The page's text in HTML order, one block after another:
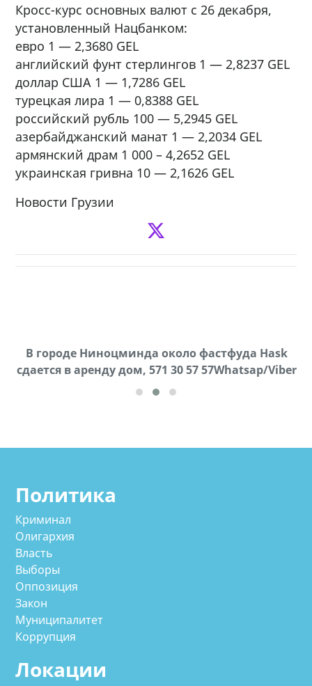
Кросс-курс основных валют с 26 декабря,
установленный Нацбанком:
евро 1 — 2,3680 GEL
английский фунт стерлингов 1 — 2,8237 GEL
доллар США 1 — 1,7286 GEL
турецкая лира 1 — 0,8388 GEL
российский рубль 100 — 5,2945 GEL
азербайджанский манат 1 — 2,2034 GEL
армянский драм 1 000 – 4,2652 GEL
украинская гривна 10 — 2,1626 GEL
Новости Грузии
В городе Ниноцминда около фастфуда Hask
cдается в аренду дом, 571 30 57 57Whatsap/Viber
Продается машина марки Prado,571 30 57
57Whatsap/Viber
Политика
Криминал
Олигархия
Власть
Выборы
Оппозиция
Закон
Муниципалитет
Коррупция
Локации